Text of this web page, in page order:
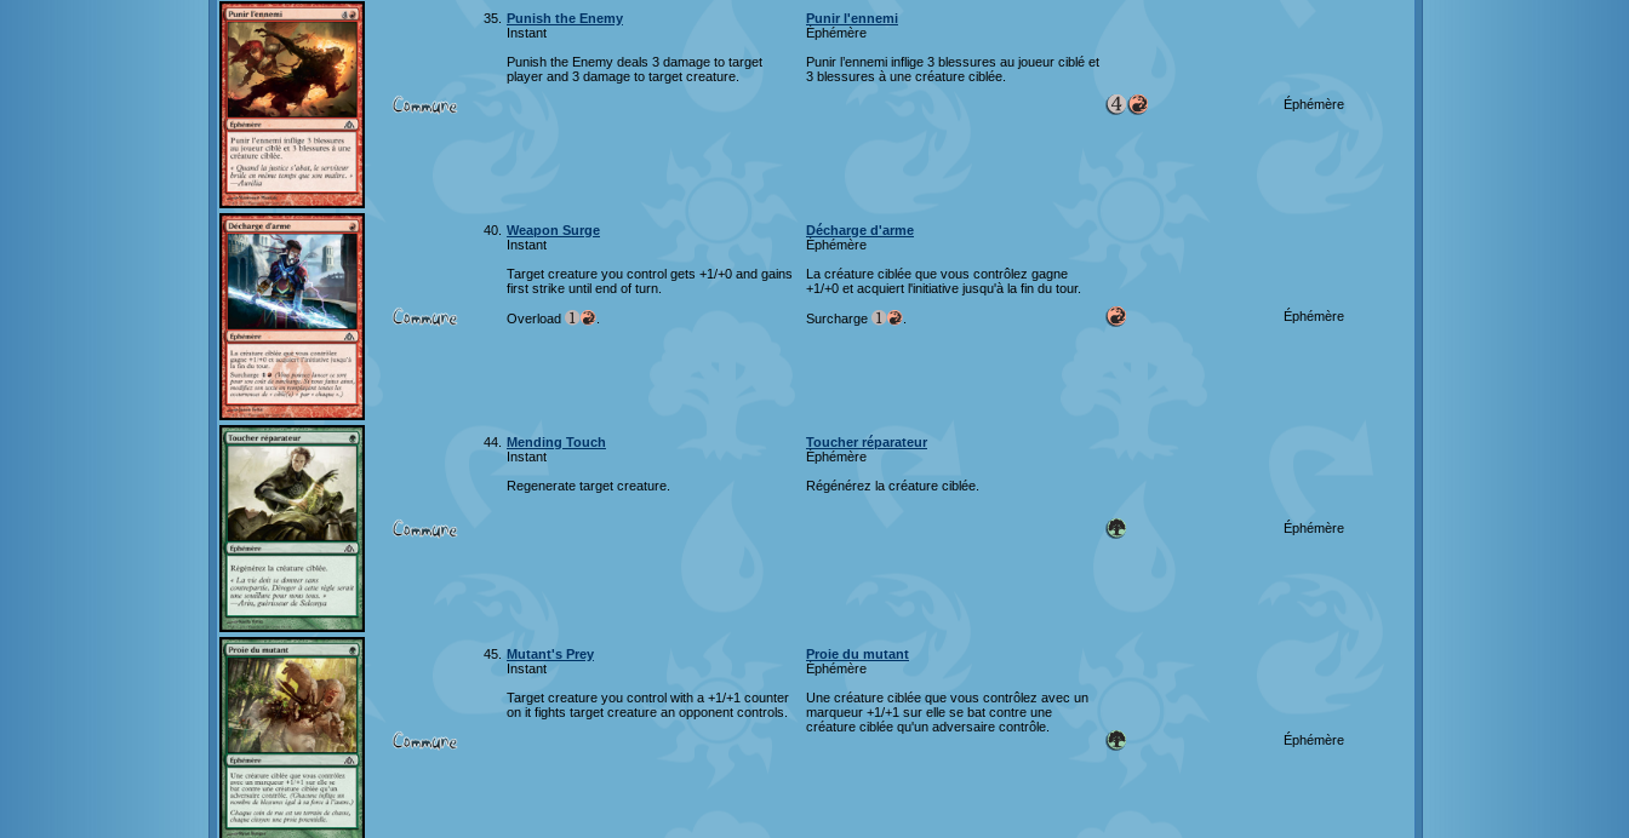
35. Punish the Enemy
Instant
Punish the Enemy deals 3 damage to target
player and 3 damage to target creature.
Punir l'ennemi
Éphémère
Punir l’ennemi inflige 3 blessures au joueur ciblé et
3 blessures à une créature ciblée.
Éphémère
40. Weapon Surge
Instant
Target creature you control gets +1/+0 and gains
first strike until end of turn.
Overload
Décharge d'arme
Éphémère
La créature ciblée que vous contrôlez gagne
+1/+0 et acquiert l'initiative jusqu'à la fin du tour.
Surcharge Éphémère
44. Mending Touch
Instant
Regenerate target creature.
Toucher réparateur
Éphémère
Régénérez la créature ciblée.
Éphémère
45. Mutant's Prey
Instant
Target creature you control with a +1/+1 counter
on it fights target creature an opponent controls.
Proie du mutant
Éphémère
Une créature ciblée que vous contrôlez avec un
marqueur +1/+1 sur elle se bat contre une
créature ciblée qu'un adversaire contrôle.
Éphémère